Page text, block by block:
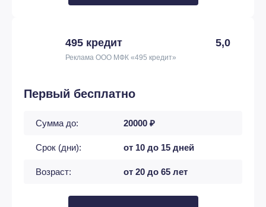
495 кредит 5,0
Реклама ООО МФК «495 кредит»
Первый бесплатно
Сумма до: 20000 ₽
Срок (дни): от 10 до 15 дней
Возраст: от 20 до 65 лет